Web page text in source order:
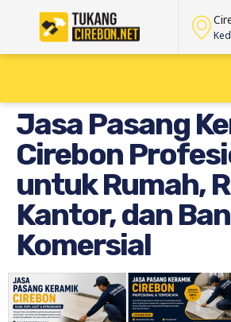
Jasa Pasang
Cirebon
untuk Rumah,
Kantor, dan
Komersial